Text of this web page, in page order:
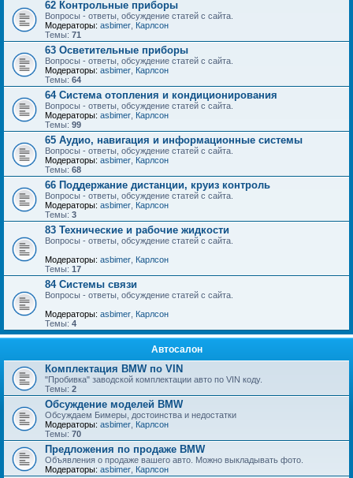
62 Контрольные приборы
Вопросы - ответы, обсуждение статей с сайта.
Модераторы: asbimer Карлсон
Темы: 71
63 Осветительные приборы
Вопросы - ответы, обсуждение статей с сайта.
Модераторы: asbimer Карлсон
Темы: 64
64 Система отопления и кондиционирования
Вопросы - ответы, обсуждение статей с сайта.
Модераторы: asbimer Карлсон
Темы: 99
65 Аудио, навигация и информационные системы
Вопросы - ответы, обсуждение статей с сайта.
Модераторы: asbimer Карлсон
Темы: 68
66 Поддержание дистанции, круиз контроль
Вопросы - ответы, обсуждение статей с сайта.
Модераторы: asbimer Карлсон
Темы: 3
83 Технические и рабочие жидкости
Вопросы - ответы, обсуждение статей с сайта.
Модераторы: asbimer Карлсон
Темы: 17
84 Системы связи
Вопросы - ответы, обсуждение статей с сайта.
Модераторы: asbimer Карлсон
Темы: 4
Автосалон
Комплектация BMW по VIN
"Пробивка" заводской комплектации авто по VIN коду.
Темы: 2
Обсуждение моделей BMW
Обсуждаем Бимеры, достоинства и недостатки
Модераторы: asbimer Карлсон
Темы: 70
Предложения по продаже BMW
Объявления о продаже вашего авто. Можно выкладывать фото.
Модераторы: asbimer Карлсон